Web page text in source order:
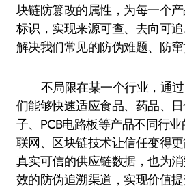
块链防篡改的属性，为每一个
标识，实现来源可查、去向可
解决我们常见的防伪难题、防窜
不局限在某一个行业，通
们能够快速适应食品、药品、
子、PCB电路板等产品不同行
联网、区块链技术让信任变得
真实可信的供应链数据，也为
效的防伪追溯渠道，实现价值提